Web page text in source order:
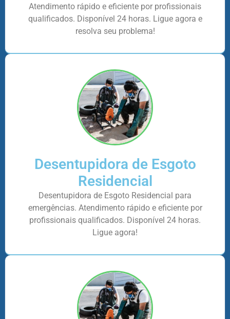
Atendimento rápido e eficiente por profissionais
qualificados. Disponível 24 horas. Ligue agora e
resolva seu problema!
Desentupidora de Esgoto
Residencial
Desentupidora de Esgoto Residencial para
emergências. Atendimento rápido e eficiente por
profissionais qualificados. Disponível 24 horas.
Ligue agora!